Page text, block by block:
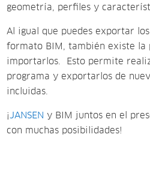
geometría, perfiles y
Al igual que puedes exportar
formato BIM, también existe la
importarlos. Esto permite
programa y exportarlos de
incluidas.
¡JANSEN y BIM juntos en el
con muchas posibilidades!